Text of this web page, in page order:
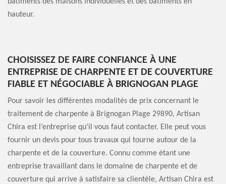
hauteur.
CHOISISSEZ DE FAIRE CONFIANCE À UNE
ENTREPRISE DE CHARPENTE ET DE COUVERTURE
FIABLE ET NÉGOCIABLE À BRIGNOGAN PLAGE
Pour savoir les différentes modalités de prix concernant le
traitement de charpente à Brignogan Plage 29890, Artisan
Chira est l’entreprise qu’il vous faut contacter. Elle peut vous
fournir un devis pour tous travaux qui tourne autour de la
charpente et de la couverture. Connu comme étant une
entreprise travaillant dans le domaine de charpente et de
couverture qui arrive à satisfaire sa clientèle, Artisan Chira est